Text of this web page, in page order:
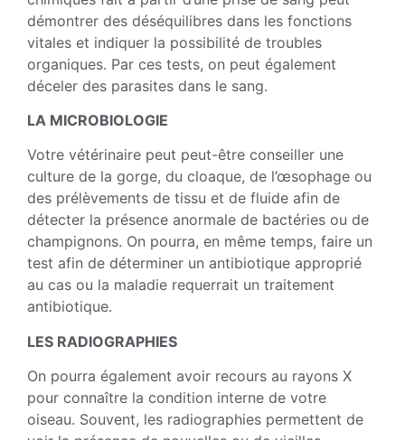
démontrer des déséquilibres dans les fonctions
vitales et indiquer la possibilité de troubles
organiques. Par ces tests, on peut également
déceler des parasites dans le sang.
LA MICROBIOLOGIE
Votre vétérinaire peut peut-être conseiller une
culture de la gorge, du cloaque, de l’œsophage ou
des prélèvements de tissu et de fluide afin de
détecter la présence anormale de bactéries ou de
champignons. On pourra, en même temps, faire un
test afin de déterminer un antibiotique approprié
au cas ou la maladie requerrait un traitement
antibiotique.
LES RADIOGRAPHIES
On pourra également avoir recours au rayons X
pour connaître la condition interne de votre
oiseau. Souvent, les radiographies permettent de